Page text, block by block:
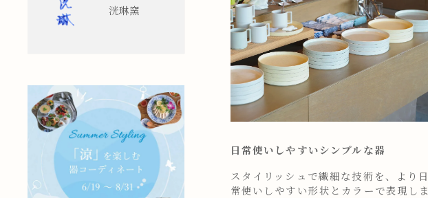
日常使いしやすいシンプルな器
スタイリッシュで繊細な技術を、より日
常使いしやすい形状とカラーで表現しま
洸琳窯